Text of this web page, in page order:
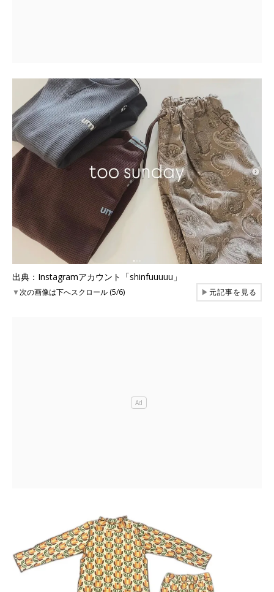
出典：Instagramアカウント「shinfuuuuu」
▼次の画像は下へスクロール (5/6) ▶元記事を見る